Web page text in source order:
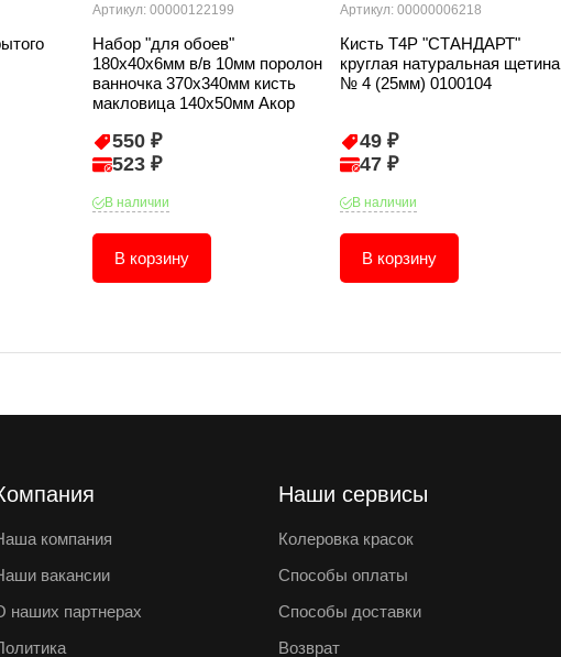
Артикул: 00000122199
Набор "для обоев"
180х40х6мм в/в 10мм поролон
ванночка 370х340мм кисть
макловица 140х50мм Акор
550 ₽
523 ₽
В наличии
В корзину
Артикул: 00000006218
Кисть T4P "СТАНДАРТ"
круглая натуральная щетина
№ 4 (25мм) 0100104
49 ₽
47 ₽
В наличии
В корзину
компания
вакансии
наших партнерах
Наши сервисы
Колеровка красок
Способы оплаты
Способы доставки
Возврат